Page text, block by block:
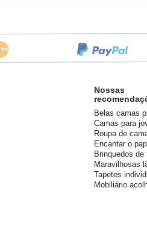
Nossas
Belas camas
Camas para
Roupa de
Encantar o
Brinquedos de
Maravilhosas
Tapetes
Mobiliário